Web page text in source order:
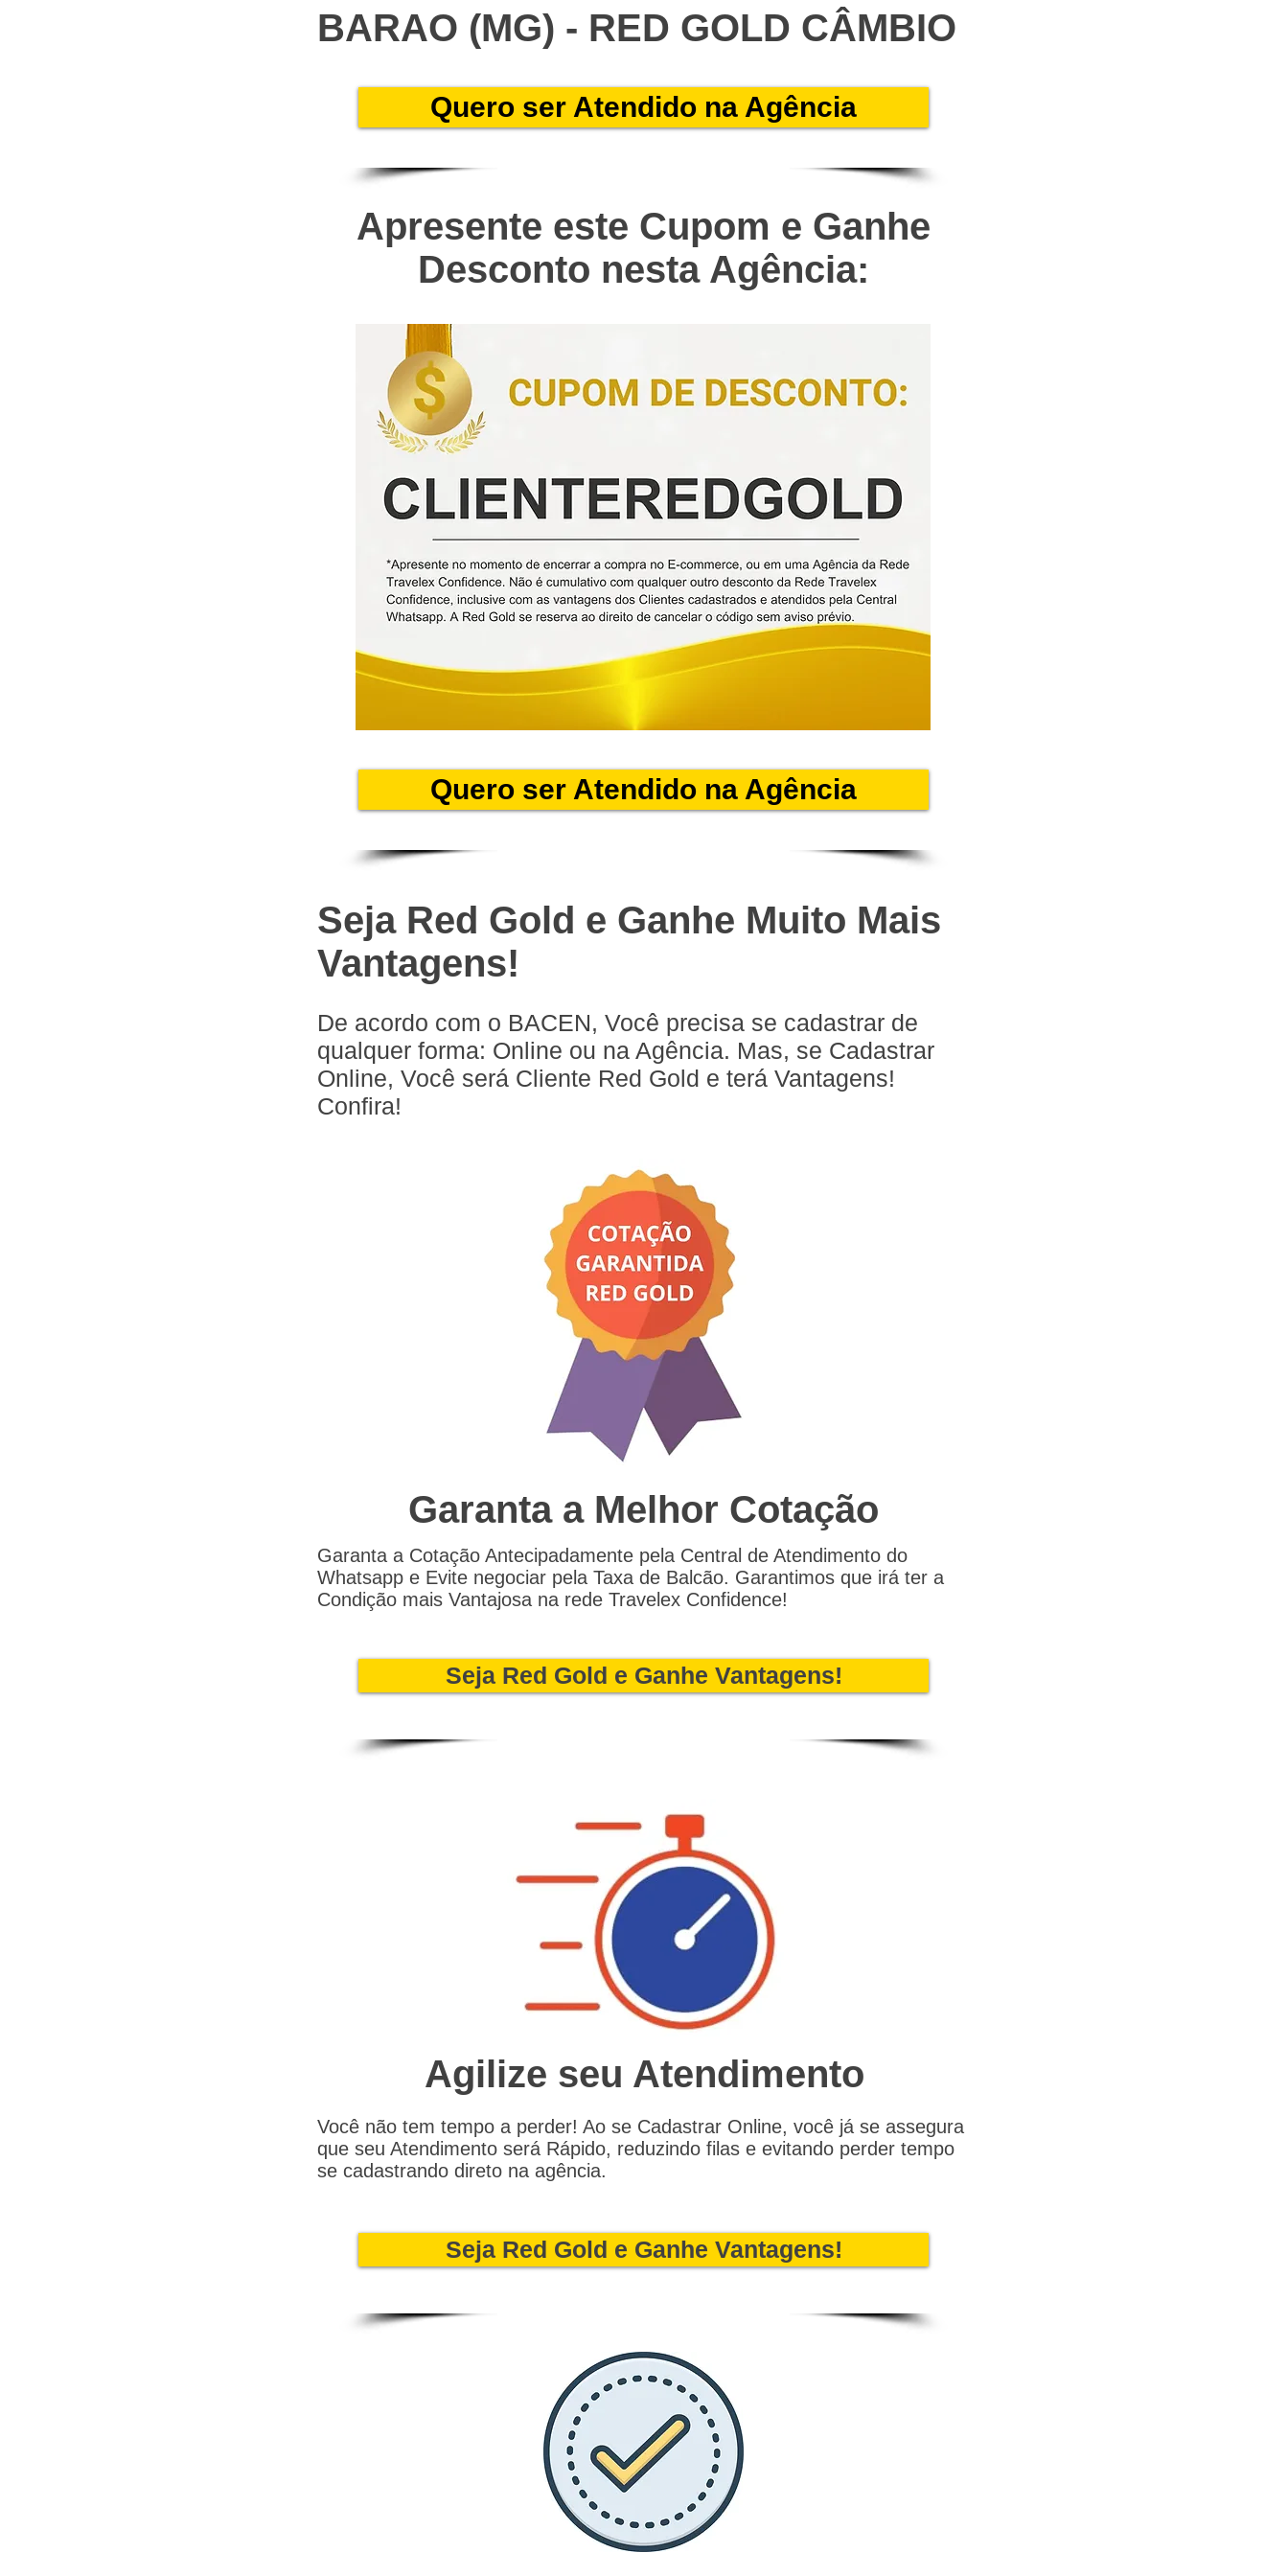
BARAO (MG) - RED GOLD CÂMBIO
Quero ser Atendido na Agência
Apresente este Cupom e Ganhe
Desconto nesta Agência:
Quero ser Atendido na Agência
Seja Red Gold e Ganhe Muito Mais
Vantagens!
De acordo com o BACEN, Você precisa se cadastrar de
qualquer forma: Online ou na Agência. Mas, se Cadastrar
Online, Você será Cliente Red Gold e terá Vantagens!
Confira!
Garanta a Melhor Cotação
Garanta a Cotação Antecipadamente pela Central de Atendimento do
Whatsapp e Evite negociar pela Taxa de Balcão. Garantimos que irá ter a
Condição mais Vantajosa na rede Travelex Confidence!
Seja Red Gold e Ganhe Vantagens!
Agilize seu Atendimento
Você não tem tempo a perder! Ao se Cadastrar Online, você já se assegura
que seu Atendimento será Rápido, reduzindo filas e evitando perder tempo
se cadastrando direto na agência.
Seja Red Gold e Ganhe Vantagens!